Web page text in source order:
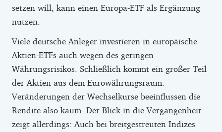
setzen will, kann einen Europa-ETF als Ergänzung
nutzen.
Viele deutsche Anleger investieren in europäische
Aktien-ETFs auch wegen des geringen
Währungsrisikos. Schließlich kommt ein großer Teil
der Aktien aus dem Eurowährungsraum.
Veränderungen der Wechselkurse beeinflussen die
Rendite also kaum. Der Blick in die Vergangenheit
zeigt allerdings: Auch bei breitgestreuten Indizes